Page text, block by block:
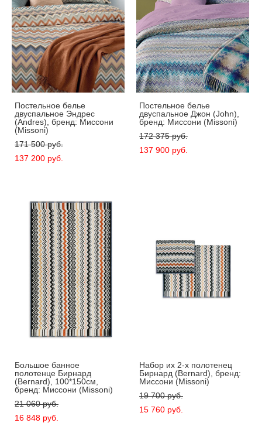
Постельное белье
двуспальное Эндрес
(Andres), бренд: Миссони
(Missoni)
171 500 pуб.
137 200 pуб.
Постельное белье
двуспальное Джон (John),
бренд: Миссони (Missoni)
172 375 pуб.
137 900 pуб.
Большое банное
полотенце Бирнард
(Bernard), 100*150см,
бренд: Миссони (Missoni)
21 060 pуб.
16 848 pуб.
Набор их 2-х полотенец
Бирнард (Bernard), бренд:
Миссони (Missoni)
19 700 pуб.
15 760 pуб.